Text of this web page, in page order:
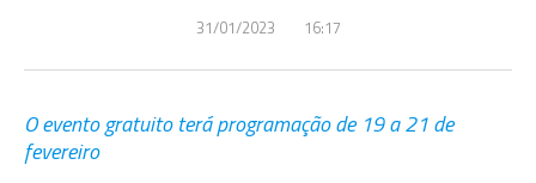
31/01/2023 16:17
O evento gratuito terá programação de 19 a 21 de
fevereiro